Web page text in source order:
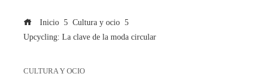
Inicio
Cultura y ocio
Upcycling: La clave de la moda circular
CULTURA Y OCIO